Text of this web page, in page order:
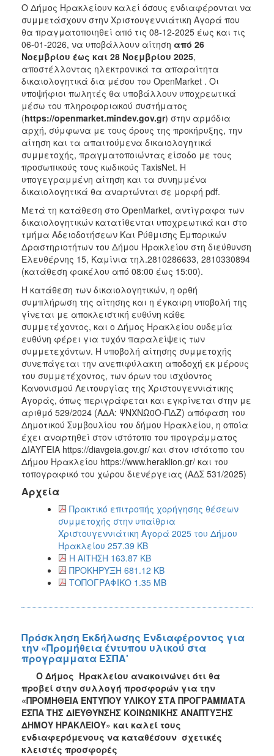
Ο Δήμος Ηρακλείουν καλεί όσους ενδιαφέρονται να
συμμετάσχουν στην Χριστουγεννιάτικη Αγορά που
θα πραγματοποιηθεί από τις 08-12-2025 έως και τις
06-01-2026, να υποβάλλουν αίτηση από 26
Νοεμβρίου έως και 28 Νοεμβρίου 2025,
αποστέλλοντας ηλεκτρονικά τα απαραίτητα
δικαιολογητικά δια μέσου του OpenMarket . Οι
υποψήφιοι πωλητές θα υποβάλλουν υποχρεωτικά
μέσω του πληροφοριακού συστήματος
(https://openmarket.mindev.gov.gr) στην αρμόδια
αρχή, σύμφωνα με τους όρους της προκήρυξης, την
αίτηση και τα απαιτούμενα δικαιολογητικά
συμμετοχής, πραγματοποιώντας είσοδο με τους
προσωπικούς τους κωδικούς TaxisNet. Η
υπογεγραμμένη αίτηση και τα συνημμένα
δικαιολογητικά θα αναρτώνται σε μορφή pdf.
Μετά τη κατάθεση στο OpenMarket, αντίγραφα των
δικαιολογητικών κατατίθενται υποχρεωτικά και στο
τμήμα Αδειοδοτήσεων Και Ρύθμισης Εμπορικών
Δραστηριοτήτων του Δήμου Ηρακλείου στη διεύθυνση
Ελευθέρνης 15, Καμίνια τηλ.2810286633, 2810330894
(κατάθεση φακέλου από 08:00 έως 15:00).
Η κατάθεση των δικαιολογητικών, η ορθή
συμπλήρωση της αίτησης και η έγκαιρη υποβολή της
γίνεται με αποκλειστική ευθύνη κάθε
συμμετέχοντος, και ο Δήμος Ηρακλείου ουδεμία
ευθύνη φέρει για τυχόν παραλείψεις των
συμμετεχόντων. Η υποβολή αίτησης συμμετοχής
συνεπάγεται την ανεπιφύλακτη αποδοχή εκ μέρους
του συμμετέχοντος, των όρων του ισχύοντος
Κανονισμού Λειτουργίας της Χριστουγεννιάτικης
Αγοράς, όπως περιγράφεται και εγκρίνεται στην με
αριθμό 529/2024 (ΑΔΑ: ΨΝΧΝΩ0Ο-ΠΔΖ) απόφαση του
Δημοτικού Συμβουλίου του δήμου Ηρακλείου, η οποία
έχει αναρτηθεί στον ιστότοπο του προγράμματος
ΔΙΑΥΓΕΙΑ https://diavgeia.gov.gr/ και στον ιστότοπο του
Δήμου Ηρακλείου https://www.heraklion.gr/ και του
τοπογραφικό του χώρου διενέργειας (ΑΔΣ 531/2025)
Αρχεία
Πρακτικό επιτροπής χορήγησης θέσεων
συμμετοχής στην υπαίθρια
Χριστουγεννιάτικη Αγορά 2025 του Δήμου
Ηρακλείου 257.39 KB
Η ΑΙΤΗΣΗ 163.87 KB
ΠΡΟΚΗΡΥΞΗ 681.12 KB
ΤΟΠΟΓΡΑΦΙΚΟ 1.35 MB
Πρόσκληση Εκδήλωσης Ενδιαφέροντος για
την «Προμήθεια έντυπου υλικού στα
προγραμματα ΕΣΠΑ'
Ο Δήμος Ηρακλείου ανακοινώνει ότι θα
προβεί στην συλλογή προσφορών για την
«ΠΡΟΜΗΘΕΙΑ ΕΝΤΥΠΟΥ ΥΛΙΚΟΥ ΣΤΑ ΠΡΟΓΡΑΜΜΑΤΑ
ΕΣΠΑ ΤΗΣ ΔΙΕΥΘΥΝΣΗΣ ΚΟΙΝΩΝΙΚΗΣ ΑΝΑΠΤΥΞΗΣ
ΔΗΜΟΥ ΗΡΑΚΛΕΙΟΥ» και καλεί τους
ενδιαφερόμενους να καταθέσουν σχετικές
κλειστές προσφορές